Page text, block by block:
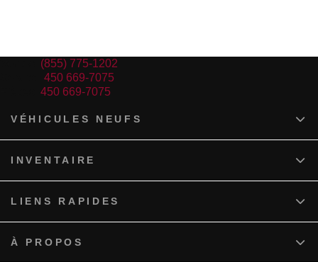
(855) 775-1202
450 669-7075
450 669-7075
VÉHICULES NEUFS
INVENTAIRE
LIENS RAPIDES
À PROPOS